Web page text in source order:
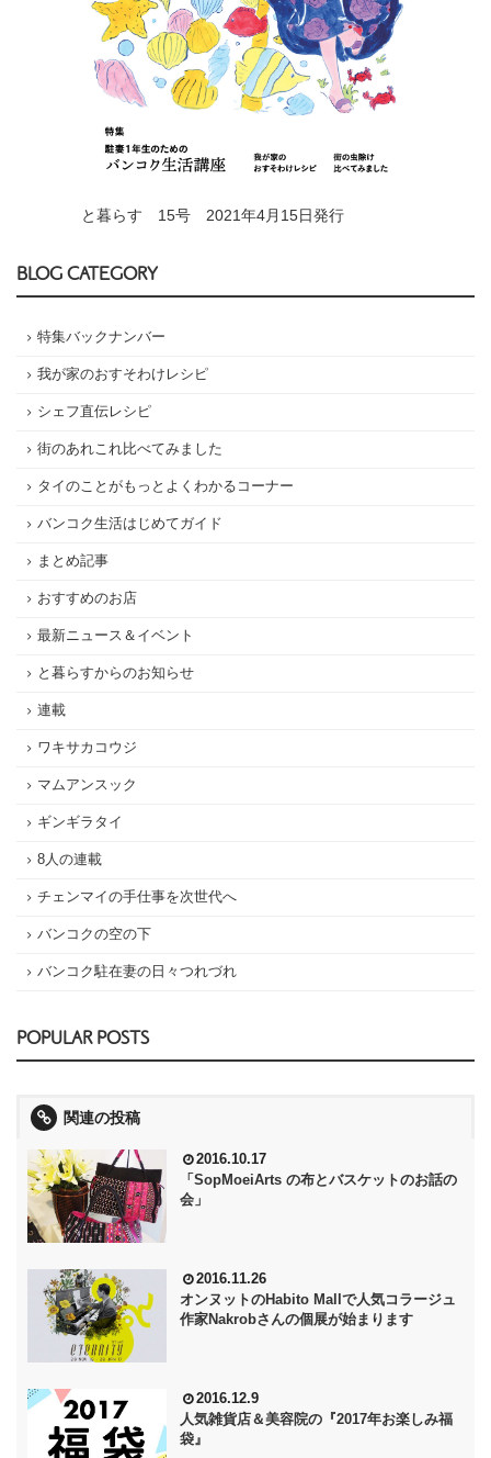
と暮らす 15号 2021年4月15日発行
BLOG CATEGORY
特集バックナンバー
我が家のおすそわけレシピ
シェフ直伝レシピ
街のあれこれ比べてみました
タイのことがもっとよくわかるコーナー
バンコク生活はじめてガイド
まとめ記事
おすすめのお店
最新ニュース＆イベント
と暮らすからのお知らせ
連載
ワキサカコウジ
マムアンスック
ギンギラタイ
8人の連載
チェンマイの手仕事を次世代へ
バンコクの空の下
バンコク駐在妻の日々つれづれ
POPULAR POSTS
関連の投稿
2016.10.17
「SopMoeiArts の布とバスケットのお話の
会」
2016.11.26
オンヌットのHabito Mallで人気コラージュ
作家Nakrobさんの個展が始まります
2016.12.9
人気雑貨店＆美容院の『2017年お楽しみ福
袋』